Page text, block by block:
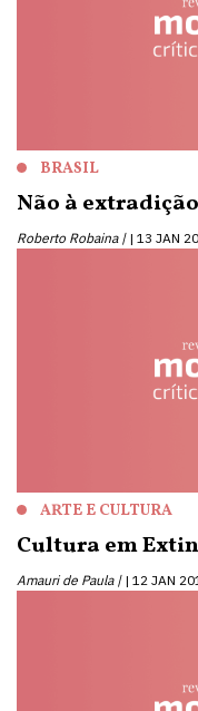
BRASIL
Não à
Roberto Robaina | 13 JAN
ARTE E CULTURA
Cultura em
Amauri de Paula | 12 JAN